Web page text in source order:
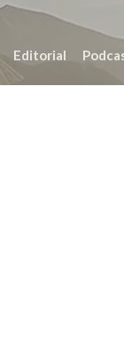
Editorial